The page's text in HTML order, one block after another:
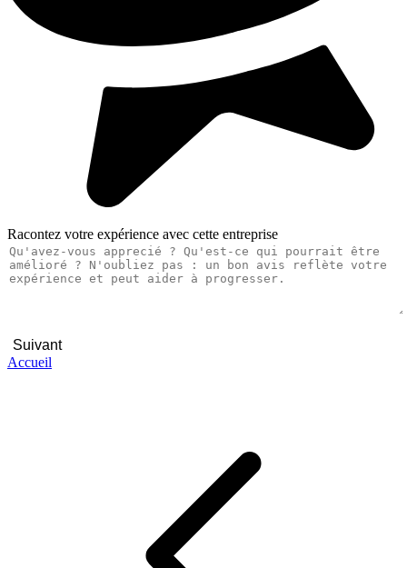
Racontez votre expérience avec cette entreprise
Suivant
Accueil